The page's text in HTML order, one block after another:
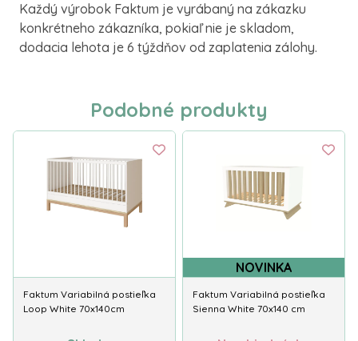
Každý výrobok Faktum je vyrábaný na zákazku
konkrétneho zákazníka, pokiaľ nie je skladom,
dodacia lehota je 6 týždňov od zaplatenia zálohy.
Podobné produkty
Faktum Variabilná postieľka
Loop White 70x140cm
NOVINKA
Faktum Variabilná postieľka
Sienna White 70x140 cm